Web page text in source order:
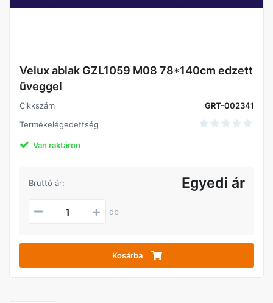
Velux ablak GZL1059 M08 78*140cm edzett
üveggel
Cikkszám
GRT-002341
Termékelégedettség
Van raktáron
Bruttó ár: Egyedi ár
db
Kosárba